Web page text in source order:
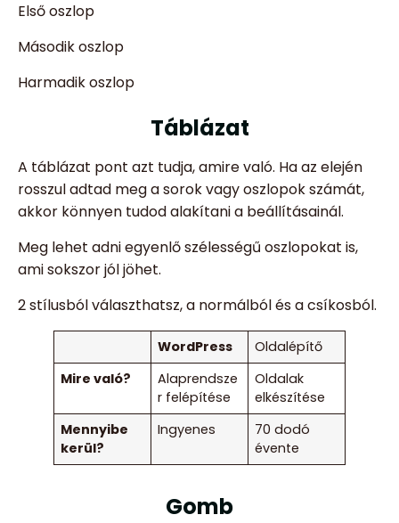
Első oszlop
Második oszlop
Harmadik oszlop
Táblázat
A táblázat pont azt tudja, amire való. Ha az elején
rosszul adtad meg a sorok vagy oszlopok számát,
akkor könnyen tudod alakítani a beállításainál.
Meg lehet adni egyenlő szélességű oszlopokat is,
ami sokszor jól jöhet.
2 stílusból választhatsz, a normálból és a csíkosból.
WordPress
Oldalépítő
Mire való?
Alaprendsze
r felépítése
Oldalak
elkészítése
Mennyibe
kerül?
Ingyenes
70 dodó
évente
Gomb